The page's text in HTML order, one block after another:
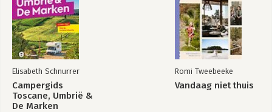
Elisabeth Schnurrer
Campergids
Toscane, Umbrië &
De Marken
Romi Tweebeeke
Vandaag niet thuis